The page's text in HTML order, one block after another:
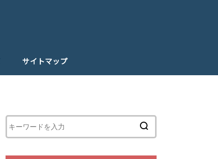
サイトマップ